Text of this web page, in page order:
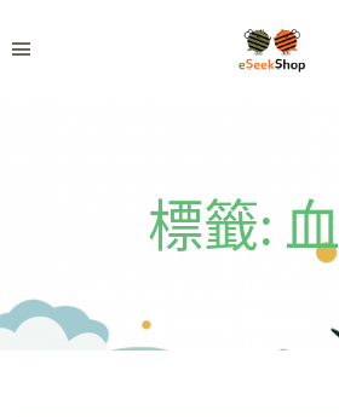
標籤: